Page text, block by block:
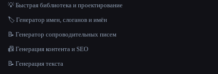
💡 Быстрая библиотека и проектирование
🏷️ Генератор имен, слоганов и имён
📝 Генератор сопроводительных писем
📠 Генерация контента и SEO
📝 Генерация текста